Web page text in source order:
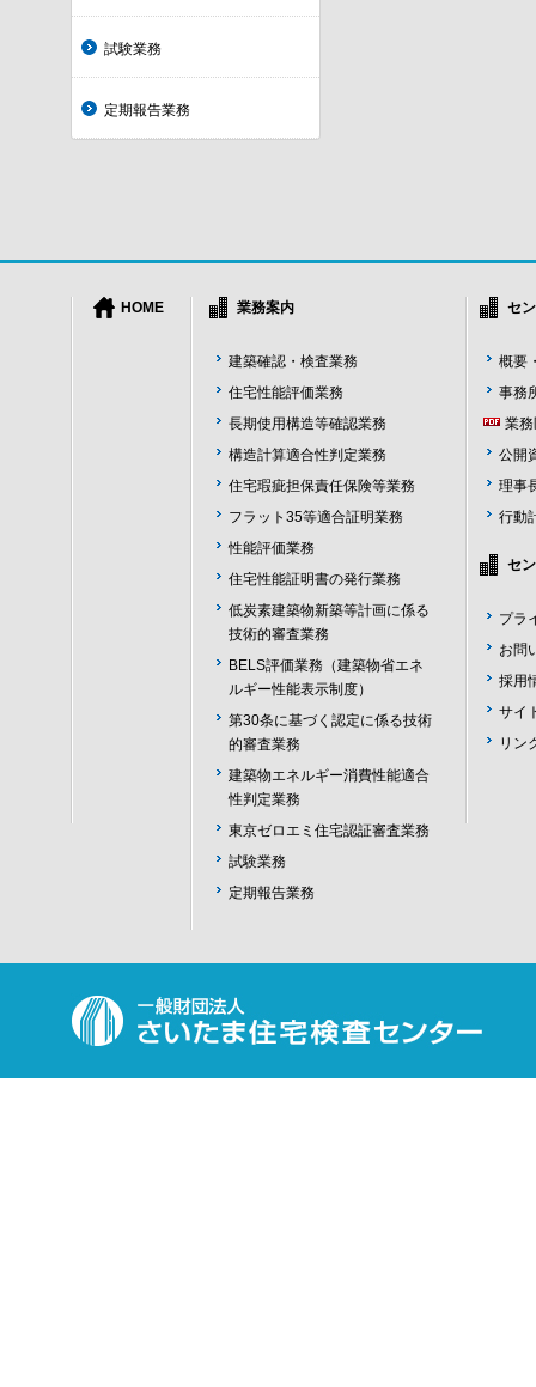
試験業務
定期報告業務
HOME 業務案内
建築確認・検査業務
住宅性能評価業務
長期使用構造等確認業務
構造計算適合性判定業務
住宅瑕疵担保責任保険等業務
フラット35等適合証明業務
性能評価業務
住宅性能証明書の発行業務
低炭素建築物新築等計画に係る
技術的審査業務
BELS評価業務（建築物省エネ
ルギー性能表示制度）
第30条に基づく認定に係る技術
的審査業務
建築物エネルギー消費性能適合
性判定業務
東京ゼロエミ住宅認証審査業務
試験業務
定期報告業務
セ
概要
事務
業
公開
理事
行動
セ
プラ
お問
採用
サイ
リン